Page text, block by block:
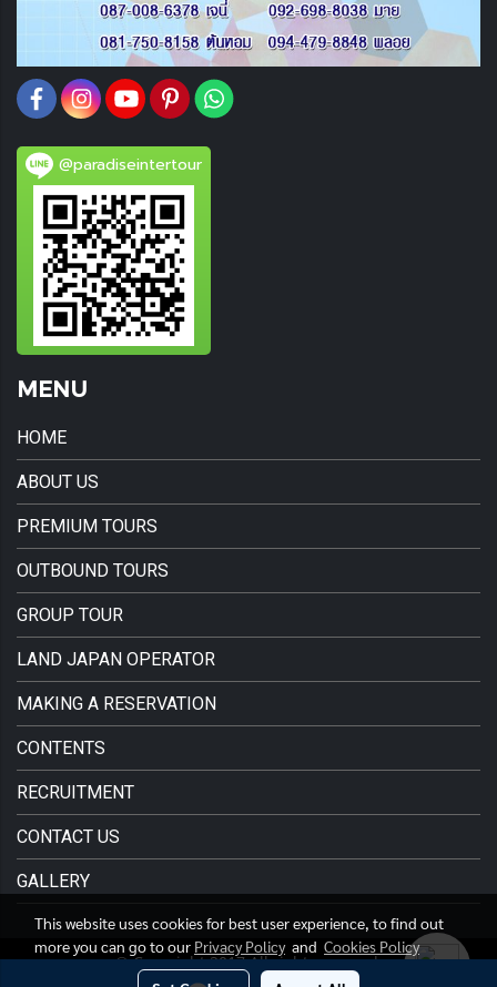
@paradiseintertour
MENU
HOME
ABOUT US
PREMIUM TOURS
OUTBOUND TOURS
GROUP TOUR
LAND JAPAN OPERATOR
MAKING A RESERVATION
CONTENTS
RECRUITMENT
CONTACT US
GALLERY
© Copyright 2017 All right reserved.
This website uses cookies for best user experience, to find out
more you can go to our Privacy Policyand Cookies Policy